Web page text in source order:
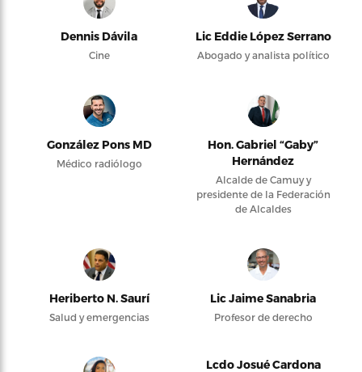
Dennis Dávila
Cine
Lic Eddie López Serrano
Abogado y analista político
González Pons MD
Médico radiólogo
Hon. Gabriel “Gaby”
Hernández
Alcalde de Camuy y
presidente de la Federación
de Alcaldes
Heriberto N. Saurí
Salud y emergencias
Lic Jaime Sanabria
Profesor de derecho
Lcdo Josué Cardona